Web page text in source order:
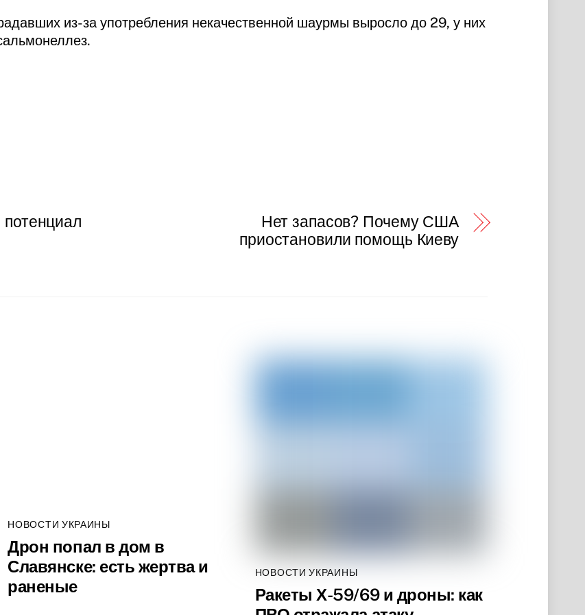
из-за употребления некачественной шаурмы выросло до 29, у них
Нет запасов? Почему США
приостановили помощь Киеву
НОВОСТИ УКРАИНЫ
Дрон попал в дом в
Славянске: есть жертва и
раненые
НОВОСТИ УКРАИНЫ
Ракеты Х-59/69 и дроны: как